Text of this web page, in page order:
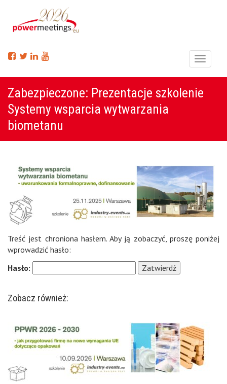
Menu
Zabezpieczone: Prezentacje szkolenie
Systemy wsparcia wytwarzania
biometanu
Treść jest chroniona hasłem. Aby ją zobaczyć, proszę poniżej
wprowadzić hasło:
Hasło:
Zobacz również: